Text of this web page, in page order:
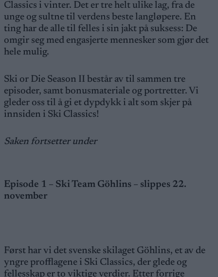
Classics i vinter. Det er tre helt ulike lag, fra de
unge og sultne til verdens beste langløpere. En
ting har de alle til felles i sin jakt på suksess: De
omgir seg med engasjerte mennesker som gjør det
hele mulig.
Ski or Die Season II består av til sammen tre
episoder, samt bonusmateriale og portretter. Vi
gleder oss til å gi et dypdykk i alt som skjer på
innsiden i Ski Classics!
Saken fortsetter under
Episode 1 – Ski Team Göhlins – slippes 22.
november
Først har vi det svenske skilaget Göhlins, et av de
yngre profflagene i Ski Classics, der glede og
fellesskap er to viktige verdier. Etter forrige